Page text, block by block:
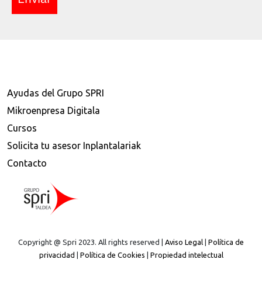
Ayudas del Grupo SPRI
Mikroenpresa Digitala
Cursos
Solicita tu asesor Inplantalariak
Contacto
Copyright @ Spri 2023. All rights reserved | Aviso Legal
Política de
privacidad
Política de Cookies Propiedad intelectual